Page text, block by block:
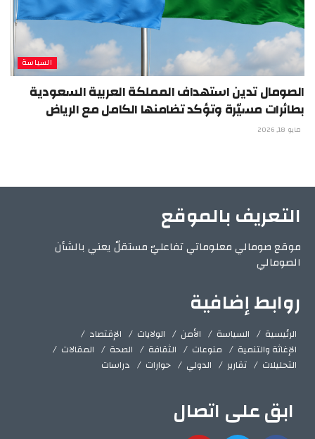
السياسة
الصومال تدين استهداف المملكة العربية السعودية
بطائرات مسيّرة وتؤكد تضامنها الكامل مع الرياض
مايو 18, 2026
التعريف بالموقع
موقع صومالي معلوماتي تفاعليّ مستقلّ يعني بالشأن
الصومالي
روابط إضافية
الرئيسية السياسة الأمن الولايات
الإقتصاد
الإغاثة والتنمية
منوعات الثقافة الصحة
المقالات
التحليلات
تقارير الدولي حوارات دراسات
ابق على اتصال